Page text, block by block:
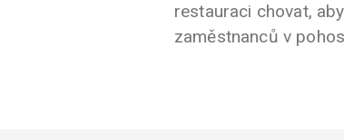
restauraci chovat,
zaměstnanců v